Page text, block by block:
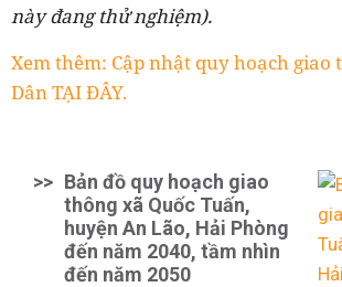
này đang thử nghiệm).
Xem thêm: Cập nhật quy hoạch giao
Dân TẠI ĐÂY.
>> Bản đồ quy hoạch giao
thông xã Quốc Tuấn,
huyện An Lão, Hải Phòng
đến năm 2040, tầm nhìn
đến năm 2050